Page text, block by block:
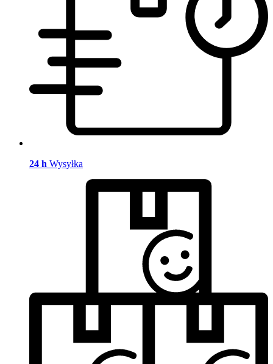
24 h Wysyłka